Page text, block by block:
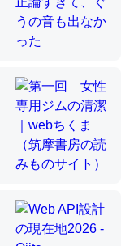
かった。調べたら
1程度。
昆虫はなぜ海にいな
足してて両方に不